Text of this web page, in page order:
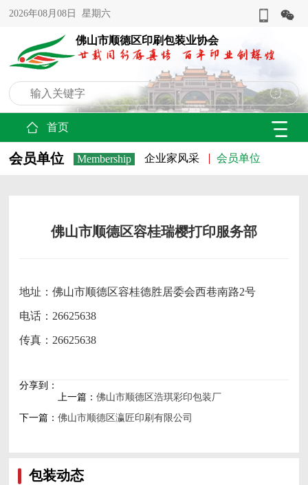
2026年08月08日 星期六
佛山市顺德区印刷包装业协会
首页
会员单位 Membership 企业家风采 会员单位
佛山市顺德区容桂瑞樱打印服务部
地址：佛山市顺德区容桂德胜居委会西巷南路2号
电话：26625638
传真：26625638
分享到：
上一篇： 佛山市顺德区浩琪彩印包装厂
下一篇： 佛山市顺德区瀛匠印刷有限公司
包装动态